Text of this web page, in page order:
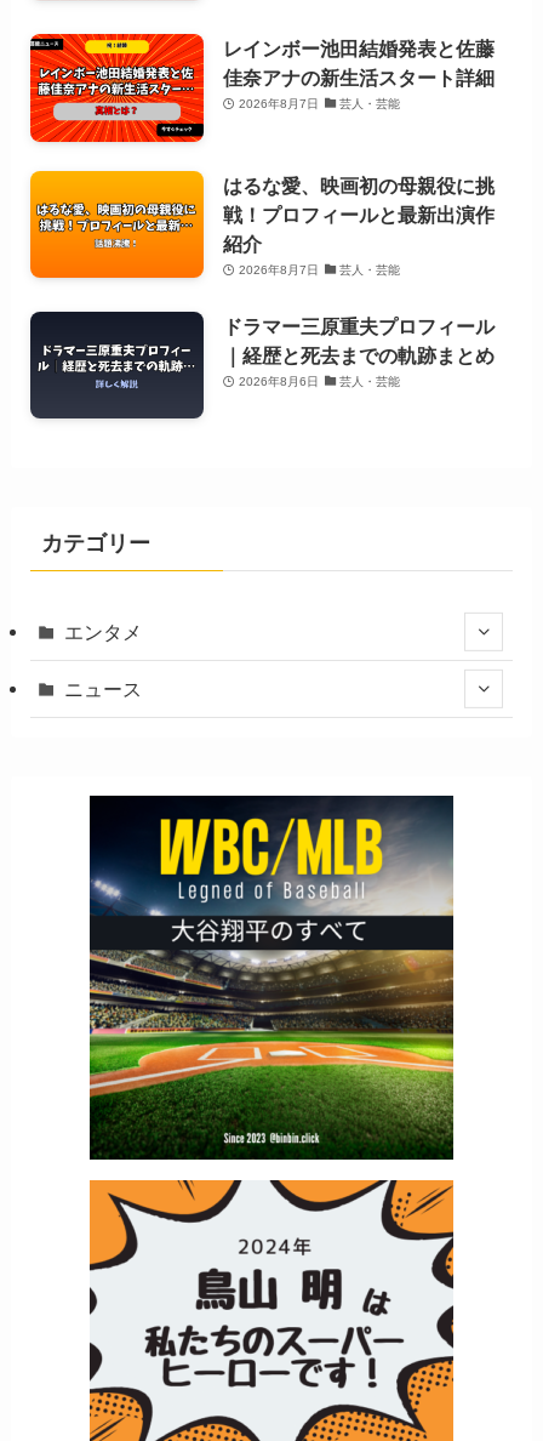
レインボー池田結婚発表と佐藤
佳奈アナの新生活スタート詳細
2026年8月7日 芸人・芸能
はるな愛、映画初の母親役に挑
戦！プロフィールと最新出演作
紹介
2026年8月7日 芸人・芸能
ドラマー三原重夫プロフィール
｜経歴と死去までの軌跡まとめ
2026年8月6日 芸人・芸能
カテゴリー
エンタメ
ニュース